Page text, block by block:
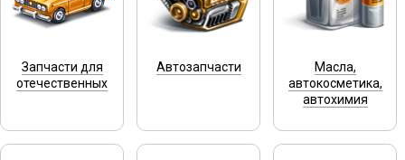
Запчасти для
отечественных
Автозапчасти
Масла,
автокосметика,
автохимия